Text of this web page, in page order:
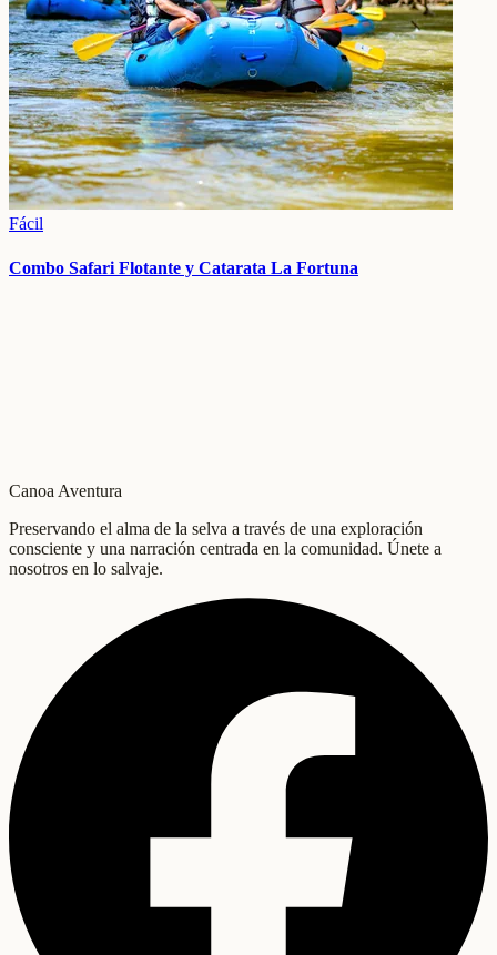
Fácil
Combo Safari Flotante y Catarata La Fortuna
Canoa Aventura
Preservando el alma de la selva a través de una exploración
consciente y una narración centrada en la comunidad. Únete a
nosotros en lo salvaje.